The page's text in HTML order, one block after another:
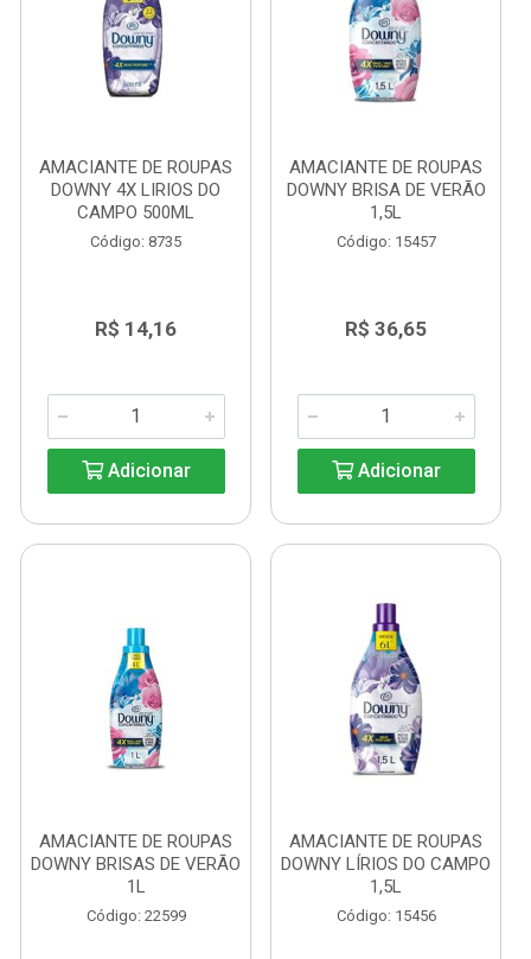
AMACIANTE DE ROUPAS
DOWNY 4X LIRIOS DO
CAMPO 500ML
Código: 8735
R$ 14,16
Adicionar
AMACIANTE DE ROUPAS
DOWNY BRISA DE VERÃO
1,5L
Código: 15457
R$ 36,65
Adicionar
AMACIANTE DE ROUPAS
DOWNY BRISAS DE VERÃO
1L
Código: 22599
AMACIANTE DE ROUPAS
DOWNY LÍRIOS DO CAMPO
1,5L
Código: 15456